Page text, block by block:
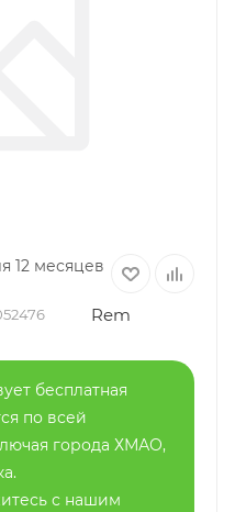
12 месяцев
Rem
бесплатная
по всей
города ХМАО,
с нашим